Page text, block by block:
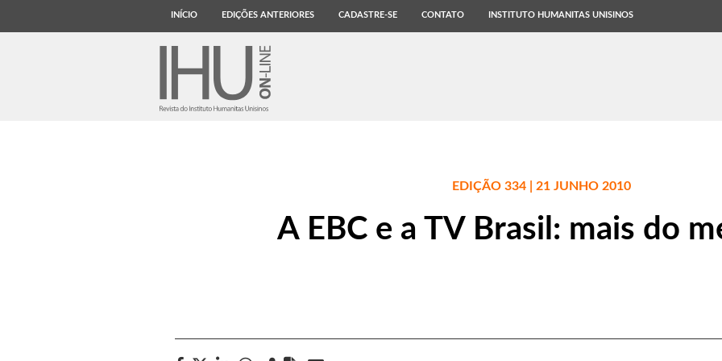
INÍCIO EDIÇÕES ANTERIORES CADASTRE-SE CONTATO INSTITUTO HUMANITAS UNISINOS
EDIÇÃO 334 | 21 JUNHO 2010
A EBC e a TV Brasil: mais do